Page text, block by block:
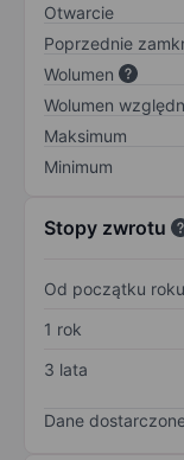
Otwarcie
Poprzednie
Wolumen
Wolumen
Maksimum
Minimum
Stopy zwrotu
Od początku
1 rok
3 lata
Dane